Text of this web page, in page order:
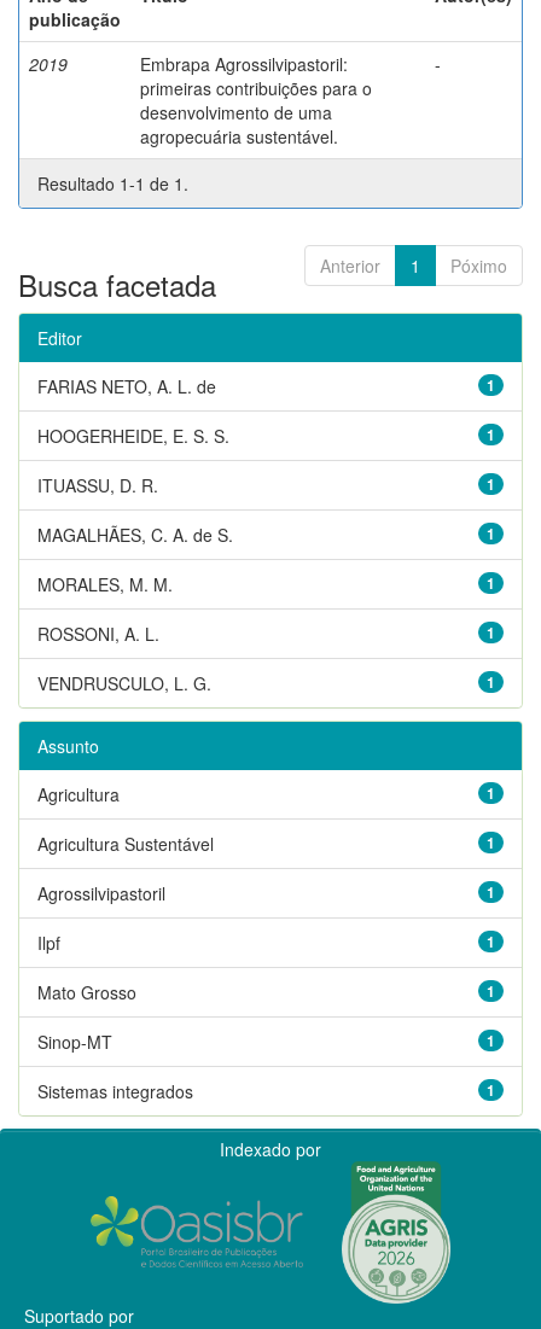
publicação
2019
Embrapa Agrossilvipastoril:
primeiras contribuições para o
desenvolvimento de uma
agropecuária sustentável.
-
Resultado 1-1 de 1.
Anterior 1 Póximo
Busca facetada
Editor
1
FARIAS NETO, A. L. de
1
HOOGERHEIDE, E. S. S.
1
ITUASSU, D. R.
1
MAGALHÃES, C. A. de S.
1
MORALES, M. M.
1
ROSSONI, A. L.
1
VENDRUSCULO, L. G.
Assunto
1
Agricultura
1
Agricultura Sustentável
1
Agrossilvipastoril
1
Ilpf
1
Mato Grosso
1
Sinop-MT
1
Sistemas integrados
Indexado por
Suportado por